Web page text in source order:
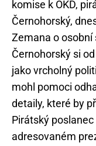
komise k OKD,
Černohorský,
Zemana o osobní
Černohorský si
jako vrcholný
mohl pomoci
detaily, které by
Pirátský
adresovaném